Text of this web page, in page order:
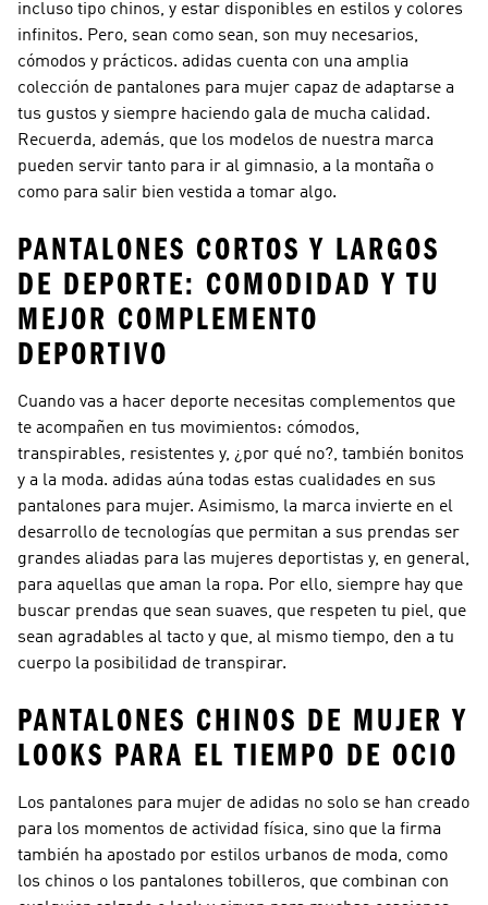
incluso tipo chinos, y estar disponibles en estilos y colores
infinitos. Pero, sean como sean, son muy necesarios,
cómodos y prácticos. adidas cuenta con una amplia
colección de pantalones para mujer capaz de adaptarse a
tus gustos y siempre haciendo gala de mucha calidad.
Recuerda, además, que los modelos de nuestra marca
pueden servir tanto para ir al gimnasio, a la montaña o
como para salir bien vestida a tomar algo.
PANTALONES CORTOS Y LARGOS
DE DEPORTE: COMODIDAD Y TU
MEJOR COMPLEMENTO
DEPORTIVO
Cuando vas a hacer deporte necesitas complementos que
te acompañen en tus movimientos: cómodos,
transpirables, resistentes y, ¿por qué no?, también bonitos
y a la moda. adidas aúna todas estas cualidades en sus
pantalones para mujer. Asimismo, la marca invierte en el
desarrollo de tecnologías que permitan a sus prendas ser
grandes aliadas para las mujeres deportistas y, en general,
para aquellas que aman la ropa. Por ello, siempre hay que
buscar prendas que sean suaves, que respeten tu piel, que
sean agradables al tacto y que, al mismo tiempo, den a tu
cuerpo la posibilidad de transpirar.
PANTALONES CHINOS DE MUJER Y
LOOKS PARA EL TIEMPO DE OCIO
Los pantalones para mujer de adidas no solo se han creado
para los momentos de actividad física, sino que la firma
también ha apostado por estilos urbanos de moda, como
los chinos o los pantalones tobilleros, que combinan con